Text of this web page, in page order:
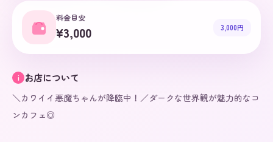
料金目安
¥3,000 3,000円
i お店について
＼カワイイ悪魔ちゃんが降臨中！／ダークな世界観が魅力的なコ
ンカフェ◎